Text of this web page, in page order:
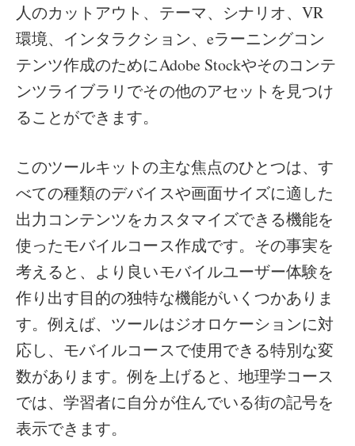
人のカットアウト、テーマ、シナリオ、VR
環境、インタラクション、eラーニングコン
テンツ作成のためにAdobe Stockやそのコンテ
ンツライブラリでその他のアセットを見つけ
ることができます。
このツールキットの主な焦点のひとつは、す
べての種類のデバイスや画面サイズに適した
出力コンテンツをカスタマイズできる機能を
使ったモバイルコース作成です。その事実を
考えると、より良いモバイルユーザー体験を
作り出す目的の独特な機能がいくつかありま
す。例えば、ツールはジオロケーションに対
応し、モバイルコースで使用できる特別な変
数があります。例を上げると、地理学コース
では、学習者に自分が住んでいる街の記号を
表示できます。